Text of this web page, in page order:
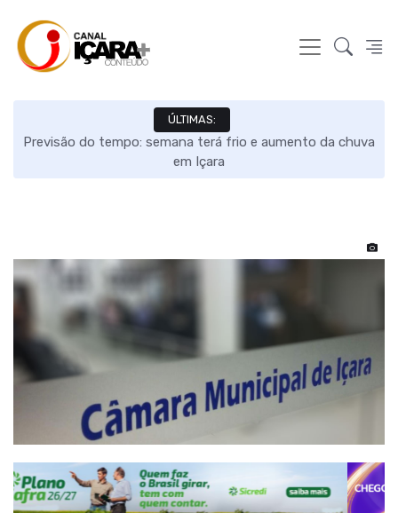
ÚLTIMAS:
Previsão do tempo: semana terá frio e aumento da chuva
em Içara